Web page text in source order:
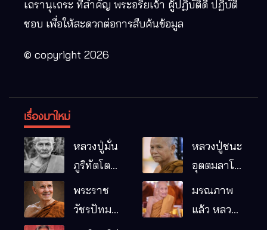
เถรานุเถระ ที่สำคัญ พระอริยเจ้า ผู้ปฏิบัติดี ปฏิบัติ
ชอบ เพื่อให้สะดวกต่อการสืบค้นข้อมูล
© copyright 2026
เรื่องมาใหม่
หลวงปู่มั่น
ภูริทัตโต
พระอริยเจ้า
ผู้เป็นบิดา
หลวงปู่ชนะ
อุตตมลาโภ
หมากอื๋อ
พระราช
วัชรปัทม
มรณภาพ
แล้ว หลวง